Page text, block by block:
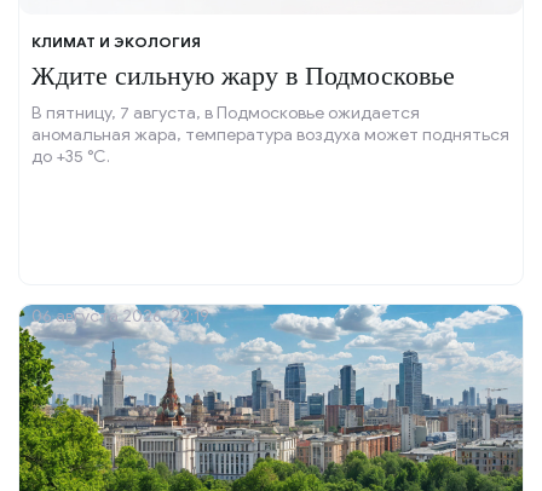
КЛИМАТ И ЭКОЛОГИЯ
Ждите сильную жару в Подмосковье
В пятницу, 7 августа, в Подмосковье ожидается
аномальная жара, температура воздуха может подняться
до +35 °C.
06 августа 2026, 22:19